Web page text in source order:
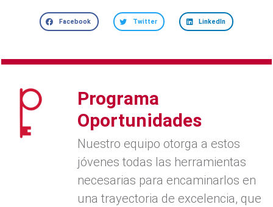
Facebook Twitter LinkedIn
Programa
Oportunidades
Nuestro equipo otorga a estos
jóvenes todas las herramientas
necesarias para encaminarlos en
una trayectoria de excelencia, que